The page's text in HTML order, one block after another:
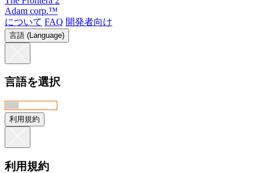
Adam corp.™
について FAQ 開発者向け
言語 (Language)
言語を選択
利用規約
利用規約